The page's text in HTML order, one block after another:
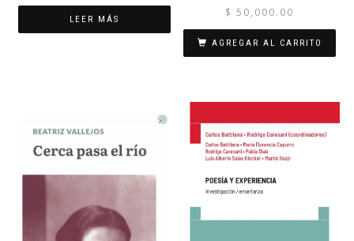
LEER MÁS $ 50,000.00
AGREGAR AL CARRITO